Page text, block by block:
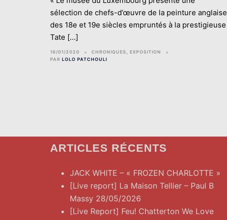
sélection de chefs-d’œuvre de la peinture anglaise
des 18e et 19e siècles empruntés à la prestigieuse
Tate […]
16/01/2020 CHRONIQUES
EXPOSITION
PAR LOLO PATCHOULI
ARTICLES RÉCENTS
JACK WHITE – « FROZEN CHARLOTTE »
[Live report] La Maison Tellier – Paul B
Massy 28/05/2026
[Live Report] Feu! Chatterton We Love